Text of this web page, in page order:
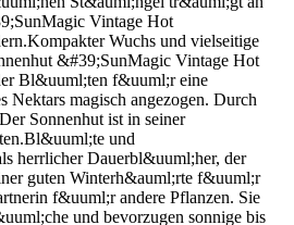
Vintage Hot
Wuchs und vielseitige
&#39;SunMagic Vintage Hot
Bl&uuml;ten f&uuml;r eine
magisch angezogen. Durch
Sonnenhut ist in seiner
und
herrlicher Dauerbl&uuml;her, der
guten Winterh&auml;rte f&uuml;r
f&uuml;r andere Pflanzen. Sie
und bevorzugen sonnige bis